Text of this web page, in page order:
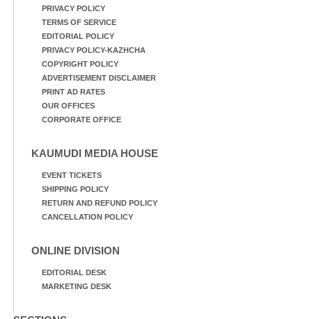
PRIVACY POLICY
TERMS OF SERVICE
EDITORIAL POLICY
PRIVACY POLICY-KAZHCHA
COPYRIGHT POLICY
ADVERTISEMENT DISCLAIMER
PRINT AD RATES
OUR OFFICES
CORPORATE OFFICE
KAUMUDI MEDIA HOUSE
EVENT TICKETS
SHIPPING POLICY
RETURN AND REFUND POLICY
CANCELLATION POLICY
ONLINE DIVISION
EDITORIAL DESK
MARKETING DESK